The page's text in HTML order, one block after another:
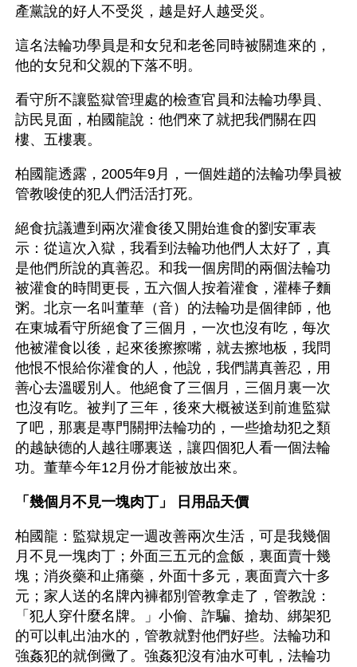
產黨說的好人不受災，越是好人越受災。
這名法輪功學員是和女兒和老爸同時被關進來的，
他的女兒和父親的下落不明。
看守所不讓監獄管理處的檢查官員和法輪功學員、
訪民見面，柏國龍說：他們來了就把我們關在四
樓、五樓裏。
柏國龍透露，2005年9月，一個姓趙的法輪功學員被
管教唆使的犯人們活活打死。
絕食抗議遭到兩次灌食後又開始進食的劉安軍表
示：從這次入獄，我看到法輪功他們人太好了，真
是他們所說的真善忍。和我一個房間的兩個法輪功
被灌食的時間更長，五六個人按着灌食，灌棒子麵
粥。北京一名叫董華（音）的法輪功是個律師，他
在東城看守所絕食了三個月，一次也沒有吃，每次
他被灌食以後，起來後擦擦嘴，就去擦地板，我問
他恨不恨給你灌食的人，他說，我們講真善忍，用
善心去溫暖別人。他絕食了三個月，三個月裏一次
也沒有吃。被判了三年，後來大概被送到前進監獄
了吧，那裏是專門關押法輪功的，一些搶劫犯之類
的越缺德的人越往哪裏送，讓四個犯人看一個法輪
功。董華今年12月份才能被放出來。
「幾個月不見一塊肉丁」 日用品天價
柏國龍：監獄規定一週改善兩次生活，可是我幾個
月不見一塊肉丁；外面三五元的盒飯，裏面賣十幾
塊；消炎藥和止痛藥，外面十多元，裏面賣六十多
元；家人送的名牌內褲都別管教拿走了，管教說：
「犯人穿什麼名牌。」小偷、詐騙、搶劫、綁架犯
的可以軋出油水的，管教就對他們好些。法輪功和
強姦犯的就倒黴了。強姦犯沒有油水可軋，法輪功